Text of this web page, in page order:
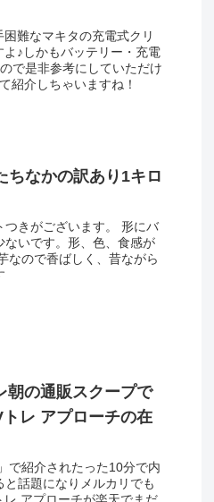
難なマキタの充電式クリ
♪しかもバッテリー・充電
で是非参考にしていただけ
紹介しちゃいますね！
ちなかの訳あり1キロ
きがございます。 形にバ
いです。形、色、食感が
なので香ばしく、昔ながら
朝の通販スクープで
レ アプローチの在
で紹介されたった10分で内
話題になりメルカリでも
アプローチが楽天でまだ